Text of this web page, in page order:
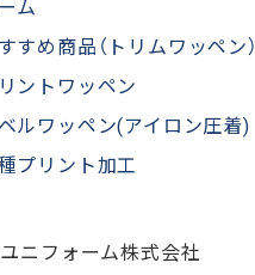
ム
すめ商品（トリムワッペン）
ントワッペン
ルワッペン(アイロン圧着)
プリント加工
ニフォーム株式会社